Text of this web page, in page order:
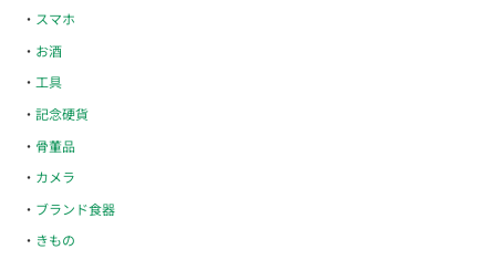
スマホ
お酒
工具
記念硬貨
骨董品
カメラ
ブランド食器
きもの